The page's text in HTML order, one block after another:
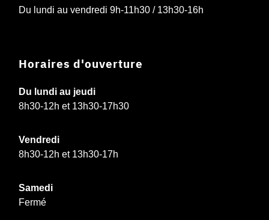
Du lundi au vendredi 9h-11h30 / 13h30-16h
Horaires d'ouverture
Du lundi au jeudi
8h30-12h et 13h30-17h30
Vendredi
8h30-12h et 13h30-17h
Samedi
Fermé